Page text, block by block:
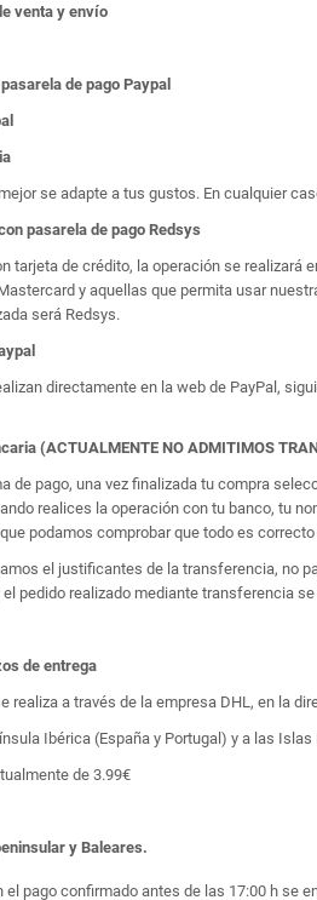
venta y envío
de pago Paypal
se adapte a tus gustos. En cualquier
pasarela de pago Redsys
tarjeta de crédito, la operación se realizará
y aquellas que permita usar
será Redsys.
directamente en la web de PayPal,
(ACTUALMENTE NO ADMITIMOS
de pago, una vez finalizada tu compra
realices la operación con tu banco, tu
podamos comprobar que todo es
el justificantes de la transferencia, no
pedido realizado mediante transferencia
de entrega
realiza a través de la empresa DHL, en la
Ibérica (España y Portugal) y a las Islas
de 3.99€
y Baleares.
pago confirmado antes de las 17:00 h se